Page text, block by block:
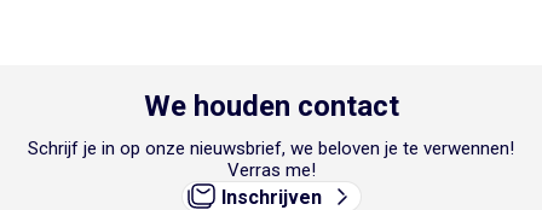
We houden contact
Schrijf je in op onze nieuwsbrief, we beloven je te verwennen!
Verras me!
Inschrijven